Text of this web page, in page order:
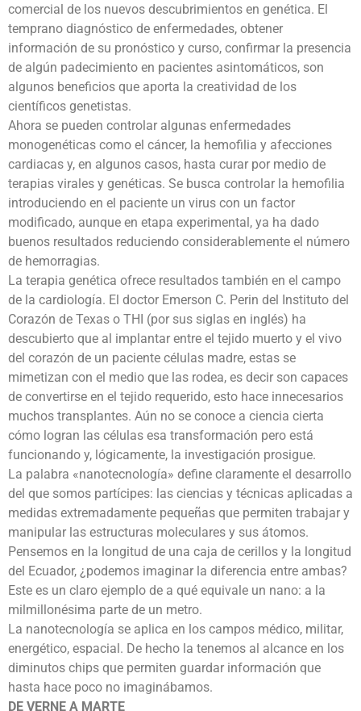
comercial de los nuevos descubrimientos en genética. El
temprano diagnóstico de enfermedades, obtener
información de su pronóstico y curso, confirmar la presencia
de algún padecimiento en pacientes asintomáticos, son
algunos beneficios que aporta la creatividad de los
científicos genetistas.
Ahora se pueden controlar algunas enfermedades
monogenéticas como el cáncer, la hemofilia y afecciones
cardiacas y, en algunos casos, hasta curar por medio de
terapias virales y genéticas. Se busca controlar la hemofilia
introduciendo en el paciente un virus con un factor
modificado, aunque en etapa experimental, ya ha dado
buenos resultados reduciendo considerablemente el número
de hemorragias.
La terapia genética ofrece resultados también en el campo
de la cardiología. El doctor Emerson C. Perin del Instituto del
Corazón de Texas o THI (por sus siglas en inglés) ha
descubierto que al implantar entre el tejido muerto y el vivo
del corazón de un paciente células madre, estas se
mimetizan con el medio que las rodea, es decir son capaces
de convertirse en el tejido requerido, esto hace innecesarios
muchos transplantes. Aún no se conoce a ciencia cierta
cómo logran las células esa transformación pero está
funcionando y, lógicamente, la investigación prosigue.
La palabra «nanotecnología» define claramente el desarrollo
del que somos partícipes: las ciencias y técnicas aplicadas a
medidas extremadamente pequeñas que permiten trabajar y
manipular las estructuras moleculares y sus átomos.
Pensemos en la longitud de una caja de cerillos y la longitud
del Ecuador, ¿podemos imaginar la diferencia entre ambas?
Este es un claro ejemplo de a qué equivale un nano: a la
milmillonésima parte de un metro.
La nanotecnología se aplica en los campos médico, militar,
energético, espacial. De hecho la tenemos al alcance en los
diminutos chips que permiten guardar información que
hasta hace poco no imaginábamos.
DE VERNE A MARTE